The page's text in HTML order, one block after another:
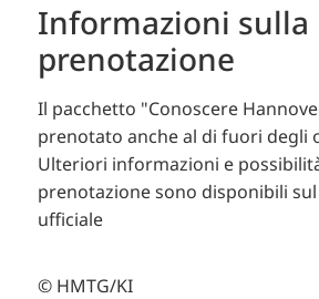
Informazioni sulla
prenotazione
Il pacchetto "Conoscere
prenotato anche al di fuori degli
Ulteriori informazioni e
prenotazione sono disponibili
ufficiale
© HMTG/KI